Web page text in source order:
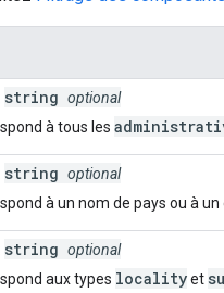
string optional
à tous les
string optional
à un nom de pays ou à
string optional
aux types localityet